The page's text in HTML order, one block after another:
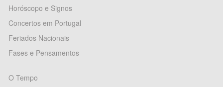
Horóscopo e Signos
Concertos em Portugal
Feriados Nacionais
Fases e Pensamentos
O Tempo